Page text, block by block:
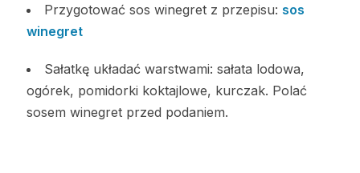
Przygotować sos winegret z przepisu: sos
winegret
Sałatkę układać warstwami: sałata lodowa,
ogórek, pomidorki koktajlowe, kurczak. Polać
sosem winegret przed podaniem.